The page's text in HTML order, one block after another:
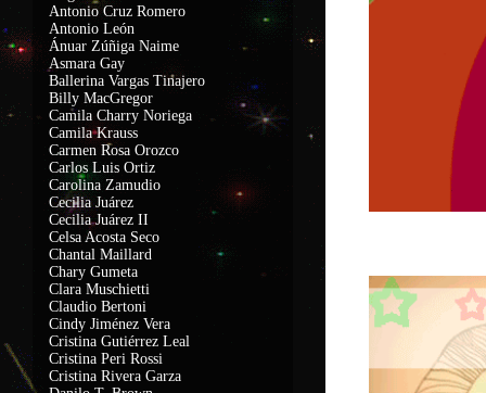
Antonio Cruz Romero
Antonio León
Ánuar Zúñiga Naime
Asmara Gay
Ballerina Vargas Tinajero
Billy MacGregor
Camila Charry Noriega
Camila Krauss
Carmen Rosa Orozco
Carlos Luis Ortiz
Carolina Zamudio
Cecilia Juárez
Cecilia Juárez II
Celsa Acosta Seco
Chantal Maillard
Chary Gumeta
Clara Muschietti
Claudio Bertoni
Cindy Jiménez Vera
Cristina Gutiérrez Leal
Cristina Peri Rossi
Cristina Rivera Garza